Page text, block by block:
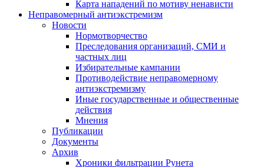
Карта нападений по мотиву ненависти
Неправомерный антиэкстремизм
Новости
Нормотворчество
Преследования организаций, СМИ и
частных лиц
Избирательные кампании
Противодействие неправомерному
антиэкстремизму
Иные государственные и общественные
действия
Мнения
Публикации
Документы
Архив
Хроники фильтрации Рунета